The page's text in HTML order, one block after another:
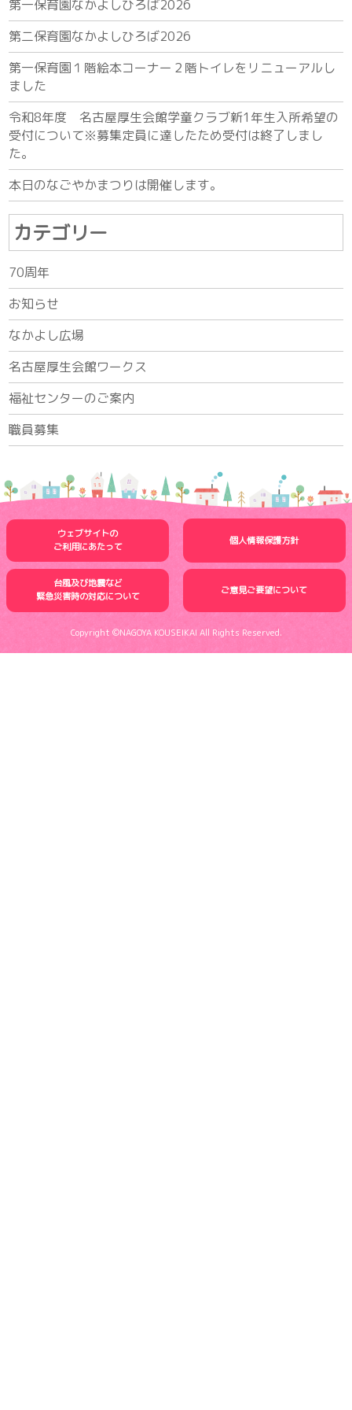
第一保育園なかよしひろば2026
第二保育園なかよしひろば2026
第一保育園１階絵本コーナー２階トイレをリニューアルし
ました
令和8年度 名古屋厚生会館学童クラブ新1年生入所希望の
受付について※募集定員に達したため受付は終了しまし
た。
本日のなごやかまつりは開催します。
カテゴリー
70周年
お知らせ
なかよし広場
名古屋厚生会館ワークス
福祉センターのご案内
職員募集
ウェブサイトの
ご利用にあたって
個人情報保護方針
台風及び地震など
緊急災害時の対応について
ご意見ご要望について
Copyright ©NAGOYA KOUSEIKAI All Rights Reserved.